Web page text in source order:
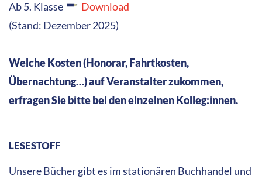
Ab 5. Klasse
Download
(Stand: Dezember 2025)
Welche Kosten (Honorar, Fahrtkosten,
Übernachtung…) auf Veranstalter zukommen,
erfragen Sie bitte bei den einzelnen Kolleg:innen.
LESESTOFF
Unsere Bücher gibt es im stationären Buchhandel und